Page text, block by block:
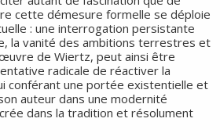
cette démesure formelle se déploie
: une interrogation persistante
la vanité des ambitions terrestres et
de Wiertz, peut ainsi être
radicale de réactiver la
conférant une portée existentielle et
auteur dans une modernité
dans la tradition et résolument